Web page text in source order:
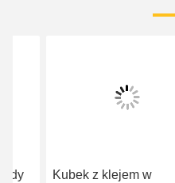
Kubek z klejem w